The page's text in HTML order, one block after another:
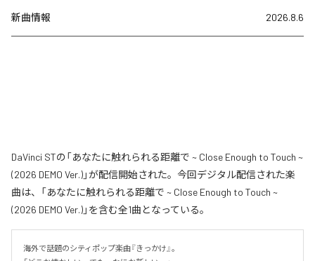
新曲情報 2026.8.6
DaVinci STの「あなたに触れられる距離で ~ Close Enough to Touch ~
(2026 DEMO Ver.)」が配信開始された。今回デジタル配信された楽
曲は、「あなたに触れられる距離で ~ Close Enough to Touch ~
(2026 DEMO Ver.)」を含む全1曲となっている。
海外で話題のシティポップ楽曲『きっかけ』。